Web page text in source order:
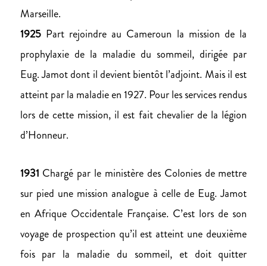
Marseille.
1925Part rejoindre au Cameroun la mission de la
prophylaxie de la maladie du sommeil, dirigée par
Eug. Jamot dont il devient bientôt l’adjoint. Mais il est
atteint par la maladie en 1927. Pour les services rendus
lors de cette mission, il est fait chevalier de la légion
d’Honneur.
1931 Chargé par le ministère des Colonies de mettre
sur pied une mission analogue à celle de Eug. Jamot
en Afrique Occidentale Française. C’est lors de son
voyage de prospection qu’il est atteint une deuxième
fois par la maladie du sommeil, et doit quitter